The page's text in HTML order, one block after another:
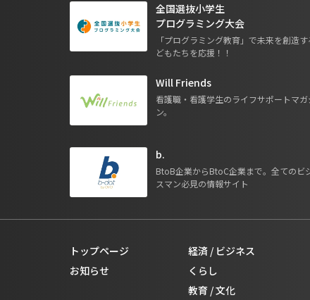
全国選抜小学生
プログラミング大会
「プログラミング教育」で未来を創造
どもたちを応援！！
Will Friends
看護職・看護学生のライフサポートマガ
ン。
b.
BtoB企業からBtoC企業まで。全てのビ
スマン必見の情報サイト
トップページ
お知らせ
経済 / ビジネス
くらし
教育 / 文化